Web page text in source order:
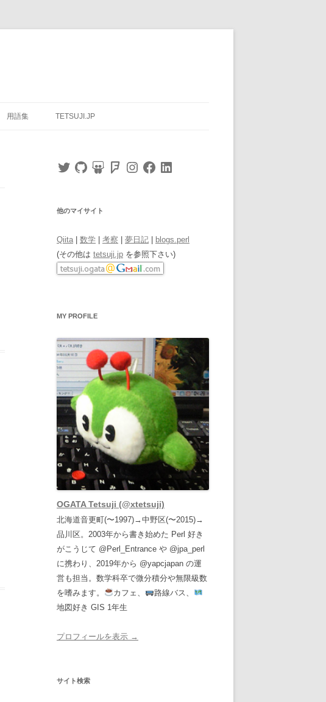
用語集 TETSUJI.JP
TwitterGitHubSlideShareFoursquare
InstagramFacebookLinkedIn
他のマイサイト
Qiita 数学 考察 夢日記
blogs.perl
(その他は tetsuji.jp を参照下さい)
MY PROFILE
OGATA Tetsuji (@xtetsuji)
北海道音更町(〜1997)→中野区(〜2015)→
品川区。2003年から書き始めた Perl 好き
がこうじて @Perl_Entrance や @jpa_perl
に携わり、2019年から @yapcjapan の運
営も担当。数学科卒で微分積分や無限級数
を嗜みます。
カフェ、
路線バス、
地図好き GIS 1年生
プロフィールを表示 →
サイト検索